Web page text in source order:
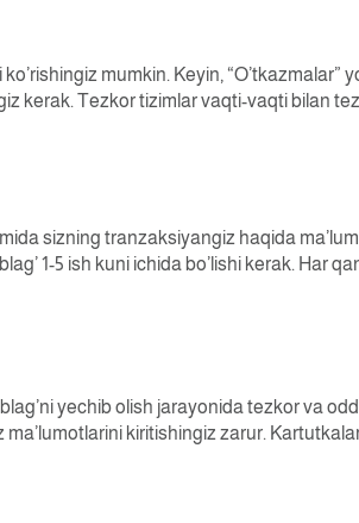
mumkin. Keyin, “O’tkazmalar”
kerak. Tezkor tizimlar vaqti-vaqti bilan
sizning tranzaksiyangiz haqida
1-5 ish kuni ichida bo’lishi kerak. Har
yechib olish jarayonida tezkor va
kiritishingiz zarur.